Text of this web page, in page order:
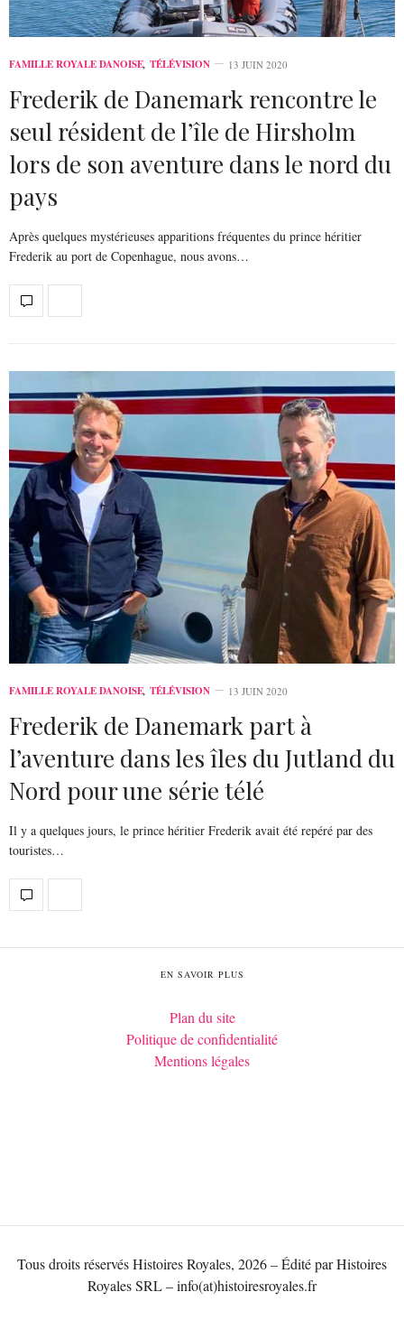
FAMILLE ROYALE DANOISE, TÉLÉVISION 13 JUIN 2020
Frederik de Danemark rencontre le
seul résident de l’île de Hirsholm
lors de son aventure dans le nord du
pays
Après quelques mystérieuses apparitions fréquentes du prince héritier
Frederik au port de Copenhague, nous avons…
FAMILLE ROYALE DANOISE, TÉLÉVISION 13 JUIN 2020
Frederik de Danemark part à
l’aventure dans les îles du Jutland du
Nord pour une série télé
Il y a quelques jours, le prince héritier Frederik avait été repéré par des
touristes…
EN SAVOIR PLUS
Plan du site
Politique de confidentialité
Mentions légales
Tous droits réservés Histoires Royales, 2026 – Édité par Histoires
Royales SRL – info(at)histoiresroyales.fr